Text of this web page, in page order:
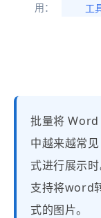
用：
工
批量将 Word
中越来越常
式进行展示
支持将word
式的图片。